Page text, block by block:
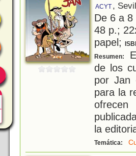
ACYT ,
De 6 a
48 p.;
papel;
Resumen:
de los
por Jan
para la
la
Temática: